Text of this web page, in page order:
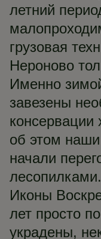
летний
грузовая
Нероново
Именно
завезены
консервации
об этом
начали
лесопилками.
Иконы
лет просто
украдены,